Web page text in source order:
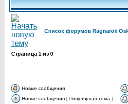
Список форумов Ragnarok
Страница 1 из 0
Новые сообщения
Новые сообщения [ Популярная тема ]